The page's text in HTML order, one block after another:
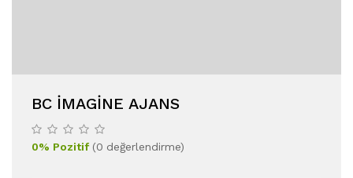
BC İMAGİNE AJANS
0% Pozitif(0 değerlendirme)